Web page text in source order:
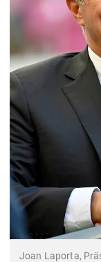
Joan Laporta,